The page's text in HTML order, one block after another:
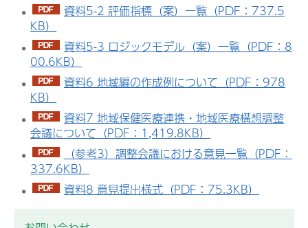
資料5-2 評価指標（案）一覧（PDF：737.5
KB）
資料5-3 ロジックモデル（案）一覧（PDF：8
00.6KB）
資料6 地域編の作成例について（PDF：978
KB）
資料7 地域保健医療連携・地域医療構想調整
会議について（PDF：1,419.8KB）
（参考3）調整会議における意見一覧（PDF：
337.6KB）
資料8 意見提出様式（PDF：75.3KB）